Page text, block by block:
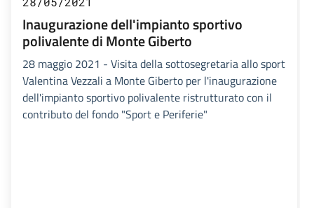
Inaugurazione dell'impianto sportivo
polivalente di Monte Giberto
28 maggio 2021 - Visita della sottosegretaria allo sport
Valentina Vezzali a Monte Giberto per l'inaugurazione
dell'impianto sportivo polivalente ristrutturato con il
contributo del fondo "Sport e Periferie"